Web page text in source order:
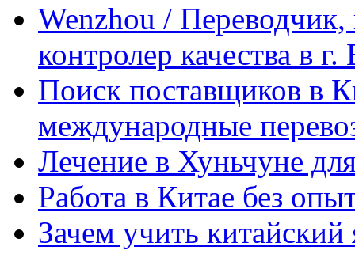
Wenzhou / Переводчик,
контролер качества в
Поиск поставщиков в
международные
Лечение в Хуньчуне
Работа в Китае без
Зачем учить